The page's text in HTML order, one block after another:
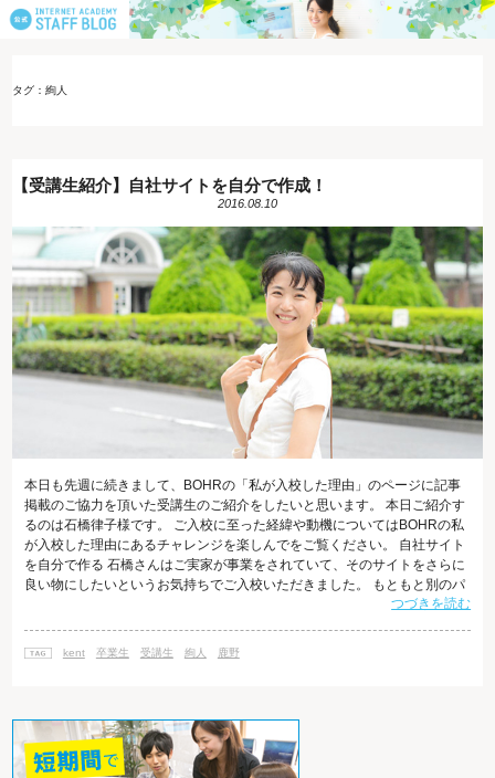
タグ：絢人
【受講生紹介】自社サイトを自分で作成！
2016.08.10
本日も先週に続きまして、BOHRの「私が入校した理由」のページに記事
掲載のご協力を頂いた受講生のご紹介をしたいと思います。 本日ご紹介す
るのは石橋律子様です。 ご入校に至った経緯や動機についてはBOHRの私
が入校した理由にあるチャレンジを楽しんでをご覧ください。 自社サイト
を自分で作る 石橋さんはご実家が事業をされていて、そのサイトをさらに
良い物にしたいというお気持ちでご入校いただきました。 もともと別のパ
ソコンスクールに通われていたのですが、満足のいくサイトが作れないと
たのをよく覚えております。 石橋さんは持ち前のガッツや明るいお人柄で
つづきを読む
kent 卒業生 受講生 絢人 鹿野